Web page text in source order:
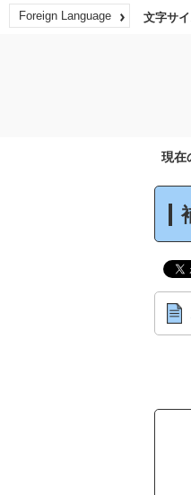
Foreign Language 文字サ
現在